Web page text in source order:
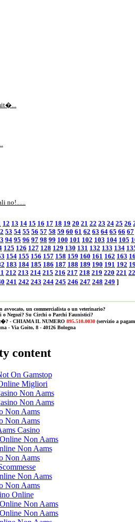
no!......
12 13 14 15 16 17 18 19 20 21 22 23 24 25 26
53 54 55 56 57 58 59 60 61 62 63 64 65 66 67
94 95 96 97 98 99 100 101 102 103 104 105
125 126 127 128 129 130 131 132 133 134
154 155 156 157 158 159 160 161 162 163
183 184 185 186 187 188 189 190 191 192
212 213 214 215 216 217 218 219 220 221
241 242 243 244 245 246 247 248 249 ]
avvocato, un commercialista o un veterinario?
o Negozi? Su Circhi o Parchi Faunistici?
- CHIAMA IL NUMERO 895.510.0030 (servizio a
- Via Goito, 8 - 40126 Bologna
content
On Gamstop
Migliori
Non Aams
Non Aams
Non Aams
Non Aams
Casino
Non Aams
Non Aams
Non Aams
Non Aams
Non Aams
Online
Non Aams
Non Aams